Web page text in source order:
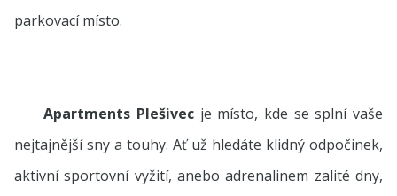
parkovací místo.
Apartments Plešivec je místo, kde se splní vaše
nejtajnější sny a touhy. Ať už hledáte klidný odpočinek,
aktivní sportovní vyžití, anebo adrenalinem zalité dny,